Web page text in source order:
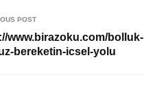
POST
www.birazoku.com/bolluk-
bereketin-icsel-yolu